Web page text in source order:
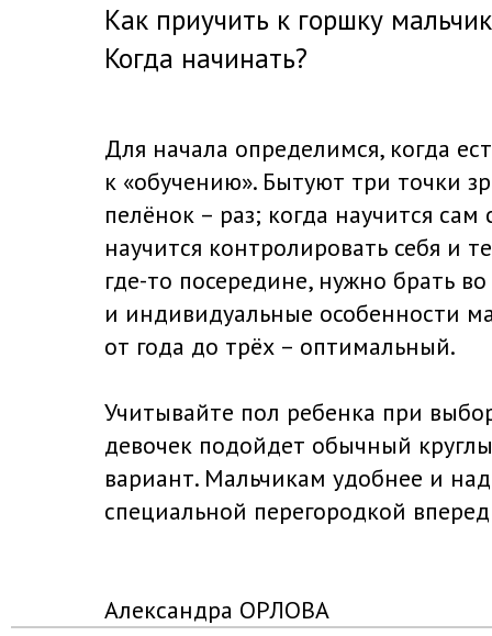
Как приучить к горшку
Когда начинать?
Для начала определимся, когда
к «обучению». Бытуют три точки
пелёнок – раз; когда научится сам
научится контролировать себя и
где-то посередине, нужно брать
и индивидуальные особенности
от года до трёх – оптимальный.
Учитывайте пол ребенка при
девочек подойдет обычный
вариант. Мальчикам удобнее и
специальной перегородкой
Александра ОРЛОВА